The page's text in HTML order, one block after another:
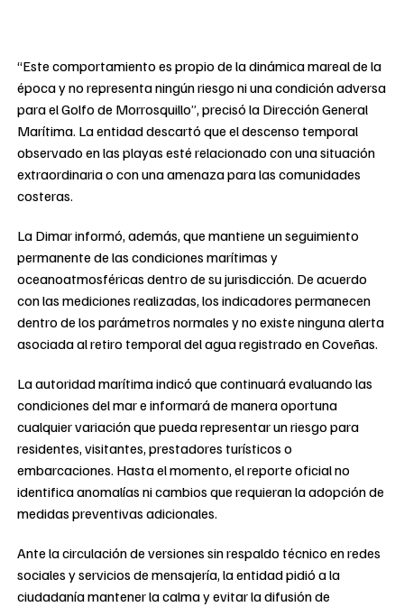
“Este comportamiento es propio de la dinámica mareal de la
época y no representa ningún riesgo ni una condición adversa
para el Golfo de Morrosquillo”, precisó la Dirección General
Marítima. La entidad descartó que el descenso temporal
observado en las playas esté relacionado con una situación
extraordinaria o con una amenaza para las comunidades
costeras.
La Dimar informó, además, que mantiene un seguimiento
permanente de las condiciones marítimas y
oceanoatmosféricas dentro de su jurisdicción. De acuerdo
con las mediciones realizadas, los indicadores permanecen
dentro de los parámetros normales y no existe ninguna alerta
asociada al retiro temporal del agua registrado en Coveñas.
La autoridad marítima indicó que continuará evaluando las
condiciones del mar e informará de manera oportuna
cualquier variación que pueda representar un riesgo para
residentes, visitantes, prestadores turísticos o
embarcaciones. Hasta el momento, el reporte oficial no
identifica anomalías ni cambios que requieran la adopción de
medidas preventivas adicionales.
Ante la circulación de versiones sin respaldo técnico en redes
sociales y servicios de mensajería, la entidad pidió a la
ciudadanía mantener la calma y evitar la difusión de